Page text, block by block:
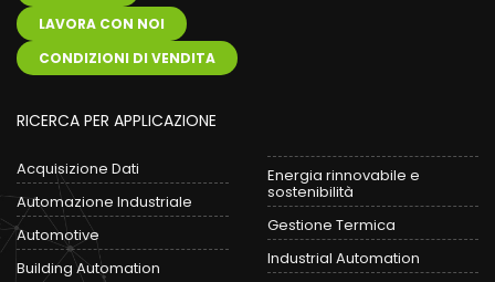
LAVORA CON NOI
CONDIZIONI DI VENDITA
RICERCA PER APPLICAZIONE
Acquisizione Dati
Automazione Industriale
Automotive
Building Automation
Energia rinnovabile e
sostenibilità
Gestione Termica
Industrial Automation